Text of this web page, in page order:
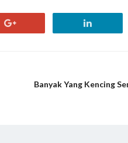
Banyak Yang Kencing